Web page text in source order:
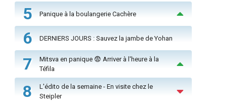
5 Panique à la boulangerie Cachère
6 DERNIERS JOURS : Sauvez la jambe de Yohan
7
Mitsva en panique 😨 Arriver à l'heure à la
Téfila
8
L'édito de la semaine - En visite chez le
Steipler